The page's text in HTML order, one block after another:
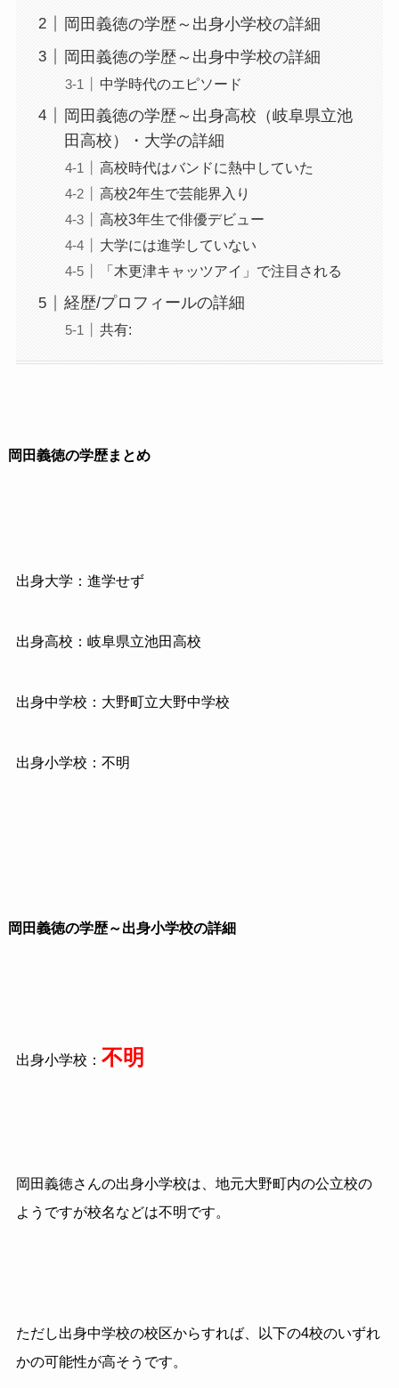
岡田義徳の学歴～出身小学校の詳細
岡田義徳の学歴～出身中学校の詳細
中学時代のエピソード
岡田義徳の学歴～出身高校（岐阜県立池
田高校）・大学の詳細
高校時代はバンドに熱中していた
高校2年生で芸能界入り
高校3年生で俳優デビュー
大学には進学していない
「木更津キャッツアイ」で注目される
経歴/プロフィールの詳細
共有:
岡田義徳の学歴まとめ
出身大学：進学せず
出身高校：岐阜県立池田高校
出身中学校：大野町立大野中学校
出身小学校：不明
岡田義徳の学歴～出身小学校の詳細
出身小学校： 不明
岡田義徳さんの出身小学校は、地元大野町内の公立校の
ようですが校名などは不明です。
ただし出身中学校の校区からすれば、以下の4校のいずれ
かの可能性が高そうです。